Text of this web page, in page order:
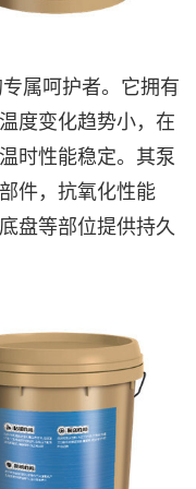
属呵护者。它拥有
度变化趋势小，在
时性能稳定。其泵
件，抗氧化性能
盘等部位提供持久